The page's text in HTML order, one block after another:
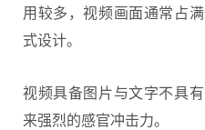
用较多，视频画面通常占
式设计。
视频具备图片与文字不具
来强烈的感官冲击力。